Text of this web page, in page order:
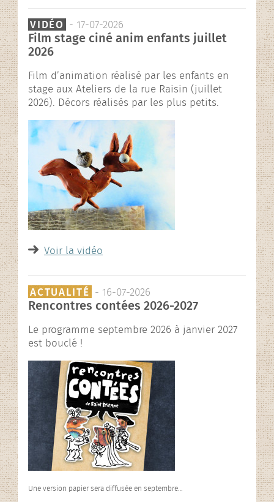
VIDÉO - 17-07-2026
Film stage ciné anim enfants juillet
2026
Film d’animation réalisé par les enfants en
stage aux Ateliers de la rue Raisin (juillet
2026). Décors réalisés par les plus petits.
Voir la vidéo
ACTUALITÉ - 16-07-2026
Rencontres contées 2026-2027
Le programme septembre 2026 à janvier 2027
est bouclé !
Une version papier sera diffusée en septembre…